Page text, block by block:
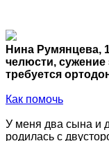
Нина Румянцева,
челюсти,
требуется
Как помочь
У меня два сына и
родилась с